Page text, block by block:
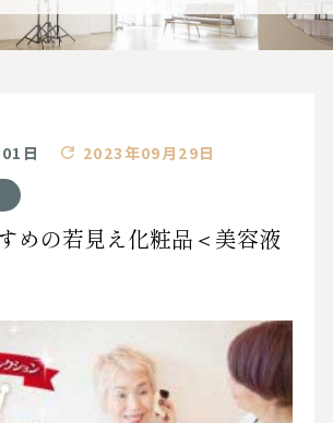
日
2023年09月29日
めの若見え化粧品＜美容液